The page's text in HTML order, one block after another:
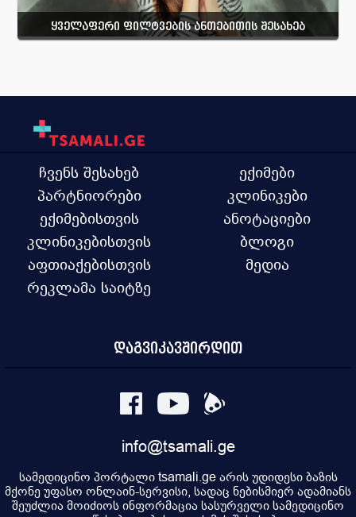
ყველაფერი ფილტვების ანთებითის შესახებ
ჩვენს შესახებ
პარტნიორები
ექიმებისთვის
კლინიკებისთვის
აფთიაქებისთვის
რეკლამა საიტზე
ექიმები
კლინიკები
ანოტაციები
ბლოგი
მედია
დაგვიკავშირდით
info@tsamali.ge
სამედიცინო პორტალი tsamali.ge არის უდიდესი ბაზის
მქონე უფასო ონლაინ-სერვისი, სადაც ნებისმიერ ადამიანს
შეუძლია მოიძიოს ინფორმაცია სასურველი სამედიცინო